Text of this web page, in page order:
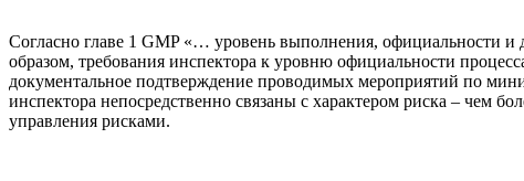
Согласно главе 1 GMP «… уровень выполнения, официальности и
образом, требования инспектора к уровню официальности
документальное подтверждение проводимых мероприятий по
инспектора непосредственно связаны с характером риска – чем
управления рисками.